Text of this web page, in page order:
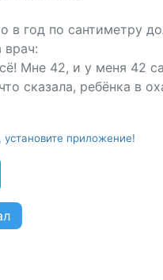
в год по сантиметру
врач:
Мне 42, и у меня 42
сказала, ребёнка в
установите приложение!